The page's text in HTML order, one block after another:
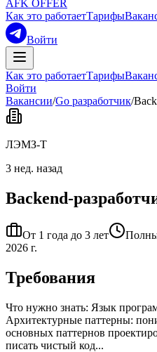
AFK OFFER
Как это работаетТарифы
Войти
Как это работаетТарифы
Войти
Вакансии/Go разработчик/
ЛЭМЗ-Т
3 нед. назад
Backend-
От 1 года до 3 лет
2026 г.
Требования
Что нужно знать: Язык
Архитектурные паттерны:
основных паттернов
писать чистый код...